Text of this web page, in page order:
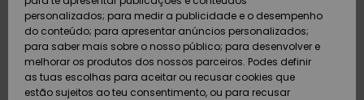
Surfe/água
Snow
Surfe/água
Neve
Snow
Community
Feminino
Highlights
DUPLA
PROMO
Cartão
presente
Quiksilver
Freedom
personalizados; para medir a publicidade e o desempenho
do conteúdo; para apresentar anúncios personalizados;
para saber mais sobre o nosso público; para desenvolver e
melhorar os produtos dos nossos parceiros. Podes definir
as tuas escolhas para aceitar ou recusar cookies que
estão sujeitos ao teu consentimento, ou para recusar